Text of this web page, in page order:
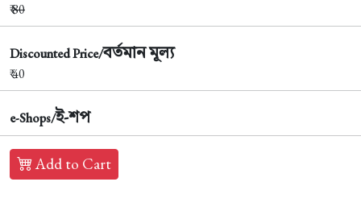
₹80
Discounted Price/বর্তমান মূল্য
₹ 40
e-Shops/ই-শপ
Add to Cart